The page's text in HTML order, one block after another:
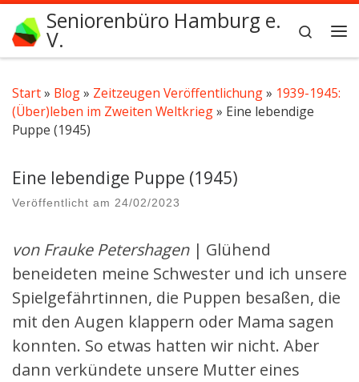
Zum Inhalt springen
Seniorenbüro Hamburg e.
V.
Search
Start» Blog» Zeitzeugen Veröffentlichung» 1939-1945:
(Über)leben im Zweiten Weltkrieg» Eine lebendige
Puppe (1945)
Eine lebendige Puppe (1945)
Veröffentlicht am 24/02/2023
von Frauke Petershagen| Glühend
beneideten meine Schwester und ich unsere
Spielgefährtinnen, die Puppen besaßen, die
mit den Augen klappern oder Mama sagen
konnten. So etwas hatten wir nicht. Aber
dann verkündete unsere Mutter eines